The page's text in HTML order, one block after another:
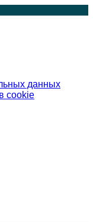
данных
cookie